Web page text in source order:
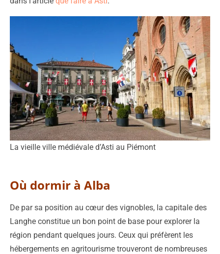
La vieille ville médiévale d’Asti au Piémont
Où dormir à Alba
De par sa position au cœur des vignobles, la capitale des
Langhe constitue un bon point de base pour explorer la
région pendant quelques jours. Ceux qui préfèrent les
hébergements en agritourisme trouveront de nombreuses